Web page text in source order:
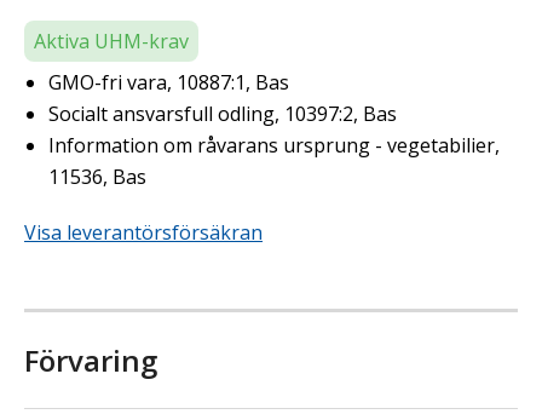
Aktiva UHM-krav
GMO-fri vara, 10887:1, Bas
Socialt ansvarsfull odling, 10397:2, Bas
Information om råvarans ursprung - vegetabilier,
11536, Bas
Visa leverantörsförsäkran
Förvaring